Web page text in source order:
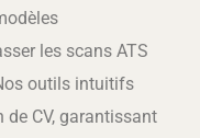
les scans ATS
outils intuitifs
CV, garantissant